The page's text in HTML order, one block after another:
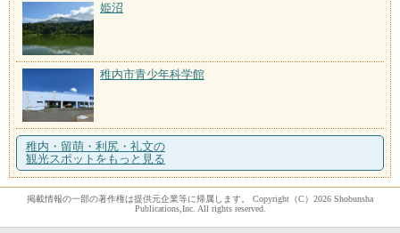
姫沼
稚内市青少年科学館
稚内・留萌・利尻・礼文の
観光スポットをもっと見る
掲載情報の一部の著作権は提供元企業等に帰属します。 Copyright（C）2026 Shobunsha
Publications,Inc. All rights reserved.